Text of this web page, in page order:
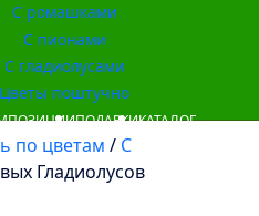
С ромашками
С пионами
С гладиолусами
Цветы поштучно
ПОДАРКИКАТАЛОГ
по цветам / С
Гладиолусов